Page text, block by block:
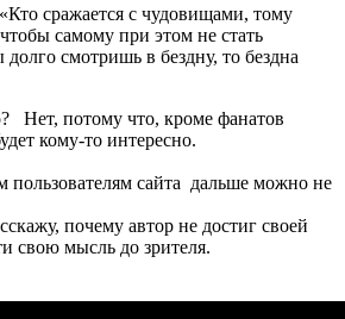
сражается с чудовищами, тому
чтобы самому при этом не стать
смотришь в бездну, то бездна
Нет, потому что, кроме фанатов
кому-то интересно.
сайта дальше можно не
почему автор не достиг своей
свою мысль до зрителя.